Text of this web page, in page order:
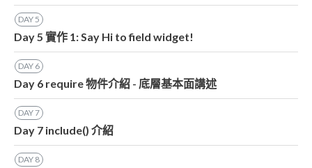
DAY5
Day 5 實作 1: Say Hi to field widget!
DAY 6
Day 6 require 物件介紹 - 底層基本面講述
DAY7
Day 7 include() 介紹
DAY 8